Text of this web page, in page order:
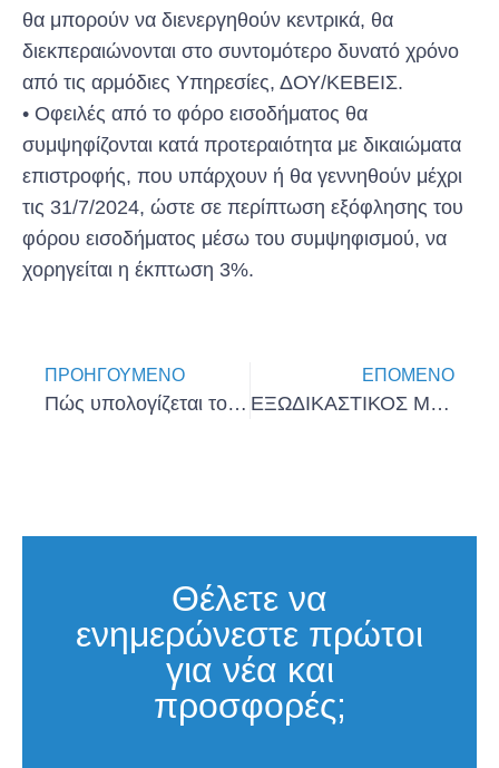
θα μπορούν να διενεργηθούν κεντρικά, θα
διεκπεραιώνονται στο συντομότερο δυνατό χρόνο
από τις αρμόδιες Υπηρεσίες, ΔΟΥ/ΚΕΒΕΙΣ.
• Οφειλές από το φόρο εισοδήματος θα
συμψηφίζονται κατά προτεραιότητα με δικαιώματα
επιστροφής, που υπάρχουν ή θα γεννηθούν μέχρι
τις 31/7/2024, ώστε σε περίπτωση εξόφλησης του
φόρου εισοδήματος μέσω του συμψηφισμού, να
χορηγείται η έκπτωση 3%.
ΠΡΟΗΓΟΎΜΕΝΟ
Πώς υπολογίζεται το Δώρο Πάσχα
ΕΠΌΜΕΝΟ
ΕΞΩΔΙΚΑΣΤΙΚΟΣ ΜΗΧΑΝΙΣΜΟΣ ΡΥΘΜΙΣΗΣ ΟΦΕΙΛΩΝ
Θέλετε να
ενημερώνεστε πρώτοι
για νέα και
προσφορές;